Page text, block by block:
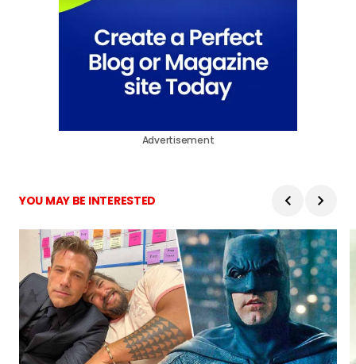
Advertisement
YOU MAY BE INTERESTED